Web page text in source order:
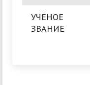
УЧЁНОЕ
ЗВАНИЕ